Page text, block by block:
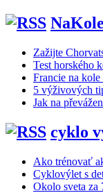
Zažijte
Test horského
Francie na
5 výživových
Jak na
cyklo
Ako trénovať
Cyklovýlet s
Okolo sveta za